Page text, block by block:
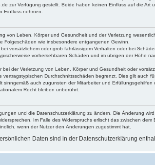
zur Verfügung gestellt. Beide haben keinen Einfluss auf die
Einfluss nehmen.
von Leben, Körper und Gesundheit und der Verletzung
Folgeschäden wie insbesondere entgangenen Gewinn.
vorsätzlichem oder grob fahrlässigem Verhalten oder bei
vorhersehbaren Schäden und im übrigen der Höhe
der Verletzung von Leben, Körper und Gesundheit oder
Durchschnittsschäden begrenzt. Dies gilt auch
sinngemäß auch zugunsten der Mitarbeiter und Erfüllungsgehilfen
Recht bleiben unberührt.
und die Datenschutzerklärung zu ändern. Die Änderung wird
Im Falle des Widerspruchs erlischt das zwischen
wenn der Nutzer den Änderungen zugestimmt hat.
Daten sind in der Datenschutzerklärung